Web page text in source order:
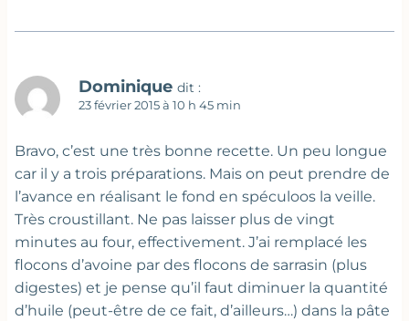
Dominique dit :
23 février 2015 à 10 h 45 min
Bravo, c’est une très bonne recette. Un peu longue
car il y a trois préparations. Mais on peut prendre de
l’avance en réalisant le fond en spéculoos la veille.
Très croustillant. Ne pas laisser plus de vingt
minutes au four, effectivement. J’ai remplacé les
flocons d’avoine par des flocons de sarrasin (plus
digestes) et je pense qu’il faut diminuer la quantité
d’huile (peut-être de ce fait, d’ailleurs…) dans la pâte